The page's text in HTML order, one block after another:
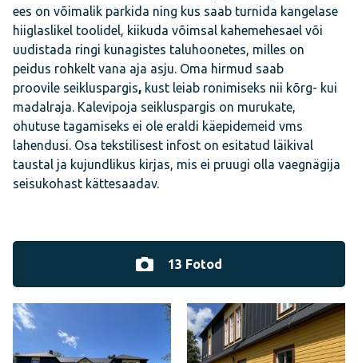
ees on võimalik parkida ning kus saab turnida kangelase
hiiglaslikel toolidel, kiikuda võimsal kahemehesael või
uudistada ringi kunagistes taluhoonetes, milles on
peidus rohkelt vana aja asju. Oma hirmud saab
proovile seikluspargis, kust leiab ronimiseks nii kõrg- kui
madalraja. Kalevipoja seikluspargis on murukate,
ohutuse tagamiseks ei ole eraldi käepidemeid vms
lahendusi. Osa tekstilisest infost on esitatud läikival
taustal ja kujundlikus kirjas, mis ei pruugi olla vaegnägija
seisukohast kättesaadav.
13 Fotod